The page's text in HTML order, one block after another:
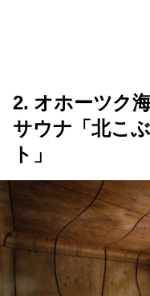
2. オホーツク
サウナ「北こ
ト」